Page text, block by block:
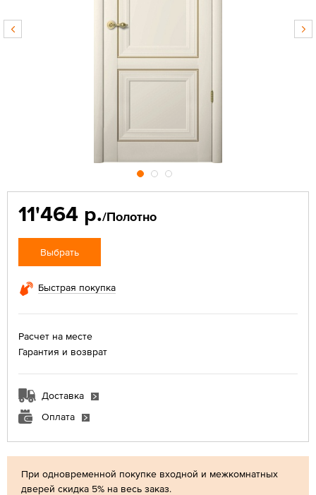
При одновременной покупке входной и межкомнатных
дверей скидка 5% на весь заказ.
11'464 р./Полотно
Выбрать
Быстрая покупка
Расчет на месте
Гарантия и возврат
Доставка
Оплата